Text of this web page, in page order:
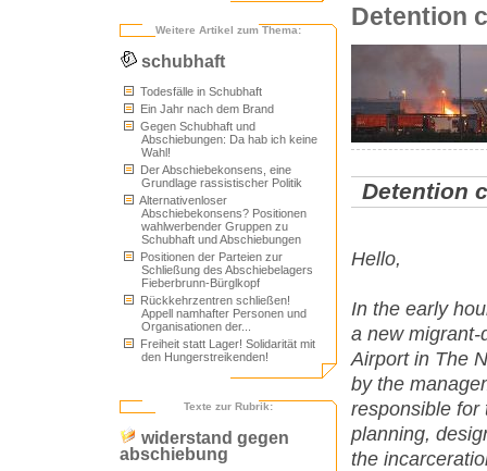
Weitere Artikel zum Thema:
schubhaft
Todesfälle in Schubhaft
Ein Jahr nach dem Brand
Gegen Schubhaft und
Abschiebungen: Da hab ich keine
Wahl!
Der Abschiebekonsens, eine
Grundlage rassistischer Politik
Alternativenloser
Abschiebekonsens? Positionen
wahlwerbender Gruppen zu
Schubhaft und Abschiebungen
Positionen der Parteien zur
Schließung des Abschiebelagers
Fieberbrunn-Bürglkopf
Rückkehrzentren schließen!
Appell namhafter Personen und
Organisationen der...
Freiheit statt Lager! Solidarität mit
den Hungerstreikenden!
Texte zur Rubrik:
widerstand gegen
abschiebung
Detention
Detention
Hello,
In the early
a new migrant-
Airport in The
by the
responsible for
planning,
the